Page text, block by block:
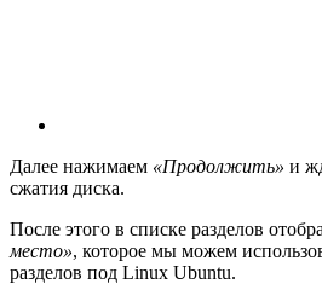
Далее нажимаем «Продолжить» и
сжатия диска.
После этого в списке разделов
место», которое мы можем
разделов под Linux Ubuntu.